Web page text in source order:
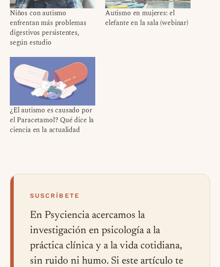
Niños con autismo
enfrentan más problemas
digestivos persistentes,
según estudio
Autismo en mujeres: el
elefante en la sala (webinar)
¿El autismo es causado por
el Paracetamol? Qué dice la
ciencia en la actualidad
SUSCRÍBETE
En Psyciencia acercamos la
investigación en psicología a la
práctica clínica y a la vida cotidiana,
sin ruido ni humo. Si este artículo te